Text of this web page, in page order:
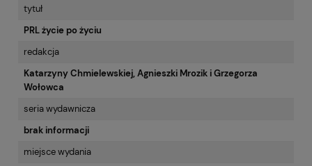
tytuł
PRL życie po życiu
redakcja
Katarzyny Chmielewskiej, Agnieszki Mrozik i Grzegorza
Wołowca
seria wydawnicza
brak informacji
miejsce wydania